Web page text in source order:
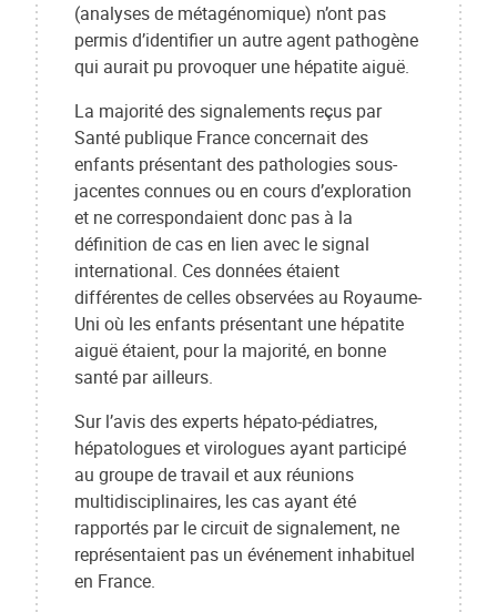
(analyses de métagénomique) n’ont pas
permis d’identifier un autre agent pathogène
qui aurait pu provoquer une hépatite aiguë.
La majorité des signalements reçus par
Santé publique France concernait des
enfants présentant des pathologies sous-
jacentes connues ou en cours d’exploration
et ne correspondaient donc pas à la
définition de cas en lien avec le signal
international. Ces données étaient
différentes de celles observées au Royaume-
Uni où les enfants présentant une hépatite
aiguë étaient, pour la majorité, en bonne
santé par ailleurs.
Sur l’avis des experts hépato-pédiatres,
hépatologues et virologues ayant participé
au groupe de travail et aux réunions
multidisciplinaires, les cas ayant été
rapportés par le circuit de signalement, ne
représentaient pas un événement inhabituel
en France.